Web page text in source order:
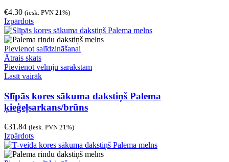
€4.30 (iesk. PVN 21%)
Izpārdots
Pievienot salīdzināšanai
Ātrais skats
Pievienot vēlmju sarakstam
Lasīt vairāk
Slīpās kores sākuma dakstiņš Palema
ķieģeļsarkans/brūns
€31.84 (iesk. PVN 21%)
Izpārdots